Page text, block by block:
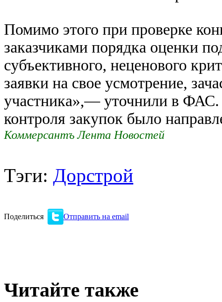
Помимо этого при проверке
заказчиками порядка оценки
субъективного, неценового
заявки на свое усмотрение,
участника»,— уточнили в ФАС.
контроля закупок было
Коммерсантъ Лента Новостей
Тэги: Дорстрой
Поделиться Отправить на email
Читайте также